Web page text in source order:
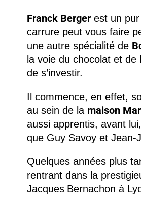
Franck Bergerest un pur
carrure peut vous faire
une autre spécialité de
la voie du chocolat et de
de s’investir.
Il commence, en effet,
au sein de la maison
aussi apprentis, avant
que Guy Savoy et Jean-
Quelques années plus
rentrant dans la
Jacques Bernachon à